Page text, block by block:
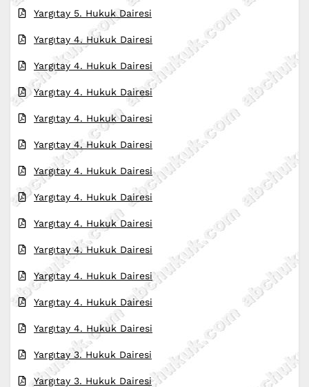
Yargıtay 5. Hukuk Dairesi
Yargıtay 4. Hukuk Dairesi
Yargıtay 4. Hukuk Dairesi
Yargıtay 4. Hukuk Dairesi
Yargıtay 4. Hukuk Dairesi
Yargıtay 4. Hukuk Dairesi
Yargıtay 4. Hukuk Dairesi
Yargıtay 4. Hukuk Dairesi
Yargıtay 4. Hukuk Dairesi
Yargıtay 4. Hukuk Dairesi
Yargıtay 4. Hukuk Dairesi
Yargıtay 4. Hukuk Dairesi
Yargıtay 4. Hukuk Dairesi
Yargıtay 3. Hukuk Dairesi
Yargıtay 3. Hukuk Dairesi